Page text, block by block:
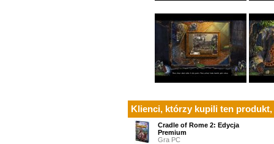
Klienci, którzy kupili ten
Cradle of Rome 2: Edycja
Premium
Gra PC